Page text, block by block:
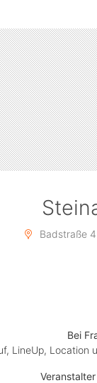
Badstraße
Bei
LineUp,